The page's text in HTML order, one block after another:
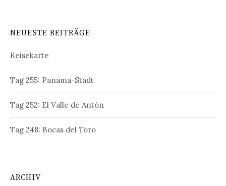
NEUESTE BEITRÄGE
Reisekarte
Tag 255: Panama-Stadt
Tag 252: El Valle de Antón
Tag 248: Bocas del Toro
ARCHIV